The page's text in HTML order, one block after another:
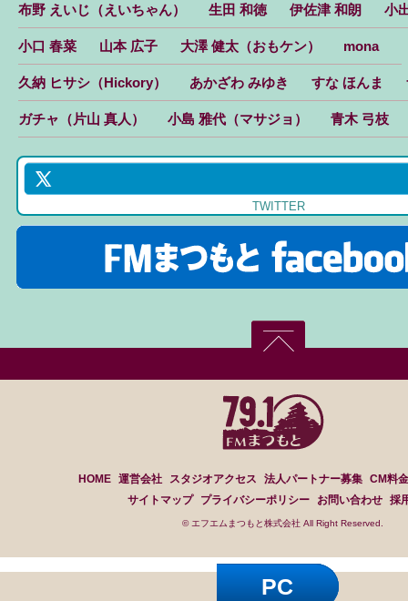
布野 えいじ（えいちゃん） 生田 和徳 伊佐津 和朗 小
小口 春菜 山本 広子 大澤 健太（おもケン） mona
久納 ヒサシ（Hickory） あかざわ みゆき すな ほんま
ガチャ（片山 真人） 小島 雅代（マサジョ） 青木 弓枝
TWITTER
HOME 運営会社 スタジオアクセス 法人パートナー募集 CM料
サイトマップ
プライバシーポリシー お問い合わせ 採
© エフエムまつもと株式会社 All Right Reserved.
PC